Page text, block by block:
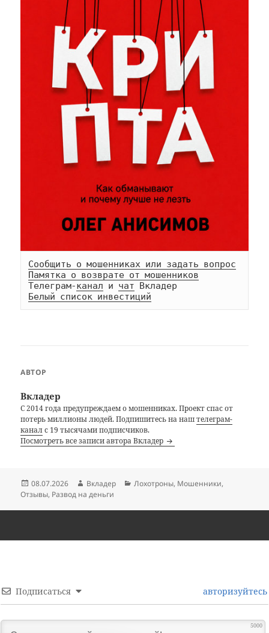
Сообщить о мошенниках или задать вопрос
Памятка о возврате от мошенников
Телеграм-канал и чат
Белый список инвестиций
АВТОР
Вкладер
С 2014 года предупреждаем о мошенниках. Проект спас от
потерь миллионы людей. Подпишитесь на наштелеграм-
каналс 19 тысячами подписчиков.
Посмотреть все записи автора Вкладер
Опубликовано
08.07.2026 Автор
Вкладер Рубрики
Лохотроны, Мошенники,
Отзывы, Развод на деньги
Подписаться авторизуйтесь
5000